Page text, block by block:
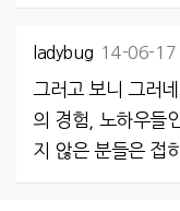
ladybug 14-06-17
그러고 보니 그러
의 경험, 노하우들
지 않은 분들은 접